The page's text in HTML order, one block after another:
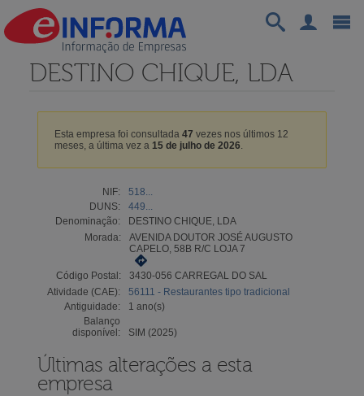
DESTINO CHIQUE, LDA
Esta empresa foi consultada 47 vezes nos últimos 12
meses, a última vez a 15 de julho de 2026.
NIF:
518...
DUNS:
449...
Denominação:
DESTINO CHIQUE, LDA
Morada:
AVENIDA DOUTOR JOSÉ AUGUSTO
CAPELO, 58B R/C LOJA 7
Código Postal:
3430-056 CARREGAL DO SAL
Atividade (CAE):
56111 - Restaurantes tipo tradicional
Antiguidade:
1 ano(s)
Balanço
disponível:
SIM (2025)
Últimas alterações a esta
empresa